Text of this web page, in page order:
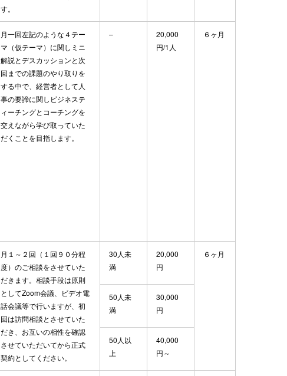
す。
月一回左記のような４テー
マ（仮テーマ）に関しミニ
解説とデスカッションと次
回までの課題のやり取りを
する中で、経営者として人
事の要諦に関しビジネステ
ィーチングとコーチングを
交えながら学び取っていた
だくことを目指します。
–
20,000
円/1人
６ヶ月
月１～２回（１回９０分程
度）のご相談をさせていた
だきます。相談手段は原則
としてZoom会議、ビデオ電
話会議等で行いますが、初
回は訪問相談とさせていた
だき、お互いの相性を確認
させていただいてから正式
契約としてください。
30人未
満
20,000
円
６ヶ月
50人未
満
30,000
円
50人以
上
40,000
円～